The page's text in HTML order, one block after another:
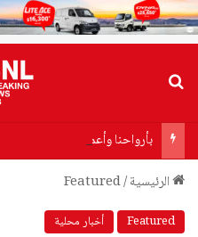
الرئيسية/
Featured
Featured أخبار محلية